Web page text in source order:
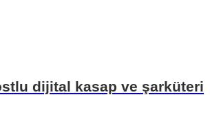
dijital kasap ve şarküteri